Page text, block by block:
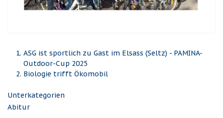
ASG ist sportlich zu Gast im Elsass (Seltz) - PAMINA-
Outdoor-Cup 2025
Biologie trifft Ökomobil
Unterkategorien
Abitur